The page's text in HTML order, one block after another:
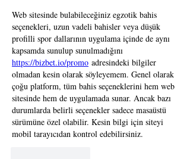
Web sitesinde bulabileceğiniz egzotik bahis
seçenekleri, uzun vadeli bahisler veya düşük
profilli spor dallarının uygulama içinde de aynı
https://bizbet.io/promo adresindeki bilgiler
olmadan kesin olarak söyleyemem. Genel olarak
çoğu platform, tüm bahis seçeneklerini hem web
sitesinde hem de uygulamada sunar. Ancak bazı
durumlarda belirli seçenekler sadece masaüstü
sürümüne özel olabilir. Kesin bilgi için siteyi
mobil tarayıcıdan kontrol edebilirsiniz.